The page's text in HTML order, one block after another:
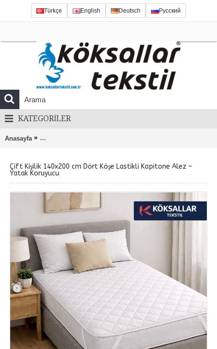
Türkçe English Deutsch Русский
KATEGORILER
Anasayfa » Çift Kişilik 140x200 cm Dört Köşe Lastikli Kapitone Alez –
Çift Kişilik 140x200 cm Dört Köşe Lastikli Kapitone Alez –
Yatak Koruyucu